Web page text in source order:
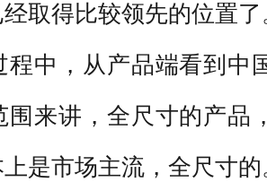
取得比较领先的位置了
，从产品端看到中
围来讲，全尺寸的产品
是市场主流，全尺寸